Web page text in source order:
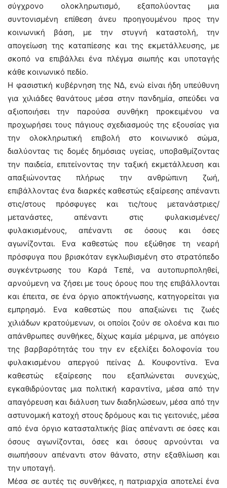
σύγχρονο ολοκληρωτισμό, εξαπολύοντας μια
συντονισμένη επίθεση άνευ προηγουμένου προς την
κοινωνική βάση, με την στυγνή καταστολή, την
απογείωση της καταπίεσης και της εκμετάλλευσης, με
σκοπό να επιβάλλει ένα πλέγμα σιωπής και υποταγής
κάθε κοινωνικό πεδίο.
Η φασιστική κυβέρνηση της ΝΔ, ενώ είναι ήδη υπεύθυνη
για χιλιάδες θανάτους μέσα στην πανδημία, σπεύδει να
αξιοποιήσει την παρούσα συνθήκη προκειμένου να
προχωρήσει τους πάγιους σχεδιασμούς της εξουσίας για
την ολοκληρωτική επιβολή στο κοινωνικό σώμα,
διαλύοντας τις δομές δημόσιας υγείας, υποβαθμίζοντας
την παιδεία, επιτείνοντας την ταξική εκμετάλλευση και
απαξιώνοντας πλήρως την ανθρώπινη ζωή,
επιβάλλοντας ένα διαρκές καθεστώς εξαίρεσης απέναντι
στις/στους πρόσφυγες και τις/τους μετανάστριες/
μετανάστες, απέναντι στις φυλακισμένες/
φυλακισμένους, απέναντι σε όσους και όσες
αγωνίζονται. Ενα καθεστώς που εξώθησε τη νεαρή
πρόσφυγα που βρισκόταν εγκλωβισμένη στο στρατόπεδο
συγκέντρωσης του Καρά Τεπέ, να αυτοπυρποληθεί,
αρνούμενη να ζήσει με τους όρους που της επιβάλλονται
και έπειτα, σε ένα όργιο αποκτήνωσης, κατηγορείται για
εμπρησμό. Ενα καθεστώς που απαξιώνει τις ζωές
χιλιάδων κρατούμενων, οι οποίοι ζούν σε ολοένα και πιο
απάνθρωπες συνθήκες, δίχως καμία μέριμνα, με απόγειο
της βαρβαρότητάς του την εν εξελίξει δολοφονία του
φυλακισμένου απεργού πείνας Δ. Κουφοντίνα. Ένα
καθεστώς εξαίρεσης που εξαπλώνεται συνεχώς,
εγκαθιδρύοντας μια πολιτική καραντίνα, μέσα από την
απαγόρευση και διάλυση των διαδηλώσεων, μέσα από την
αστυνομική κατοχή στους δρόμους και τις γειτονιές, μέσα
από ένα όργιο κατασταλτικής βίας απέναντι σε όσες και
όσους αγωνίζονται, όσες και όσους αρνούνται να
σιωπήσουν απέναντι στον θάνατο, στην εξαθλίωση και
την υποταγή.
Μέσα σε αυτές τις συνθήκες, η πατριαρχία αποτελεί ένα